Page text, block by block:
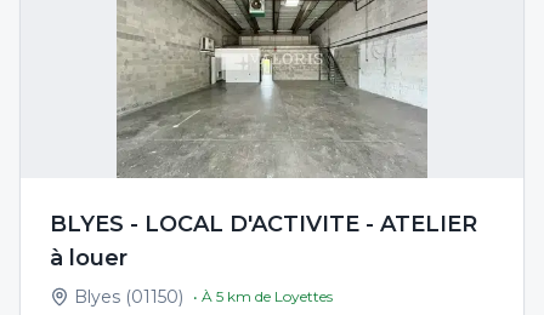
BLYES - LOCAL D'ACTIVITE - ATELIER
à louer
Blyes (01150) • À 5 km de Loyettes